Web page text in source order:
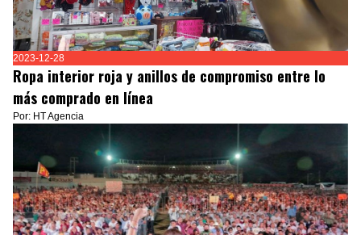
2023-12-28
Ropa interior roja y anillos de compromiso entre lo
más comprado en línea
Por: HT Agencia